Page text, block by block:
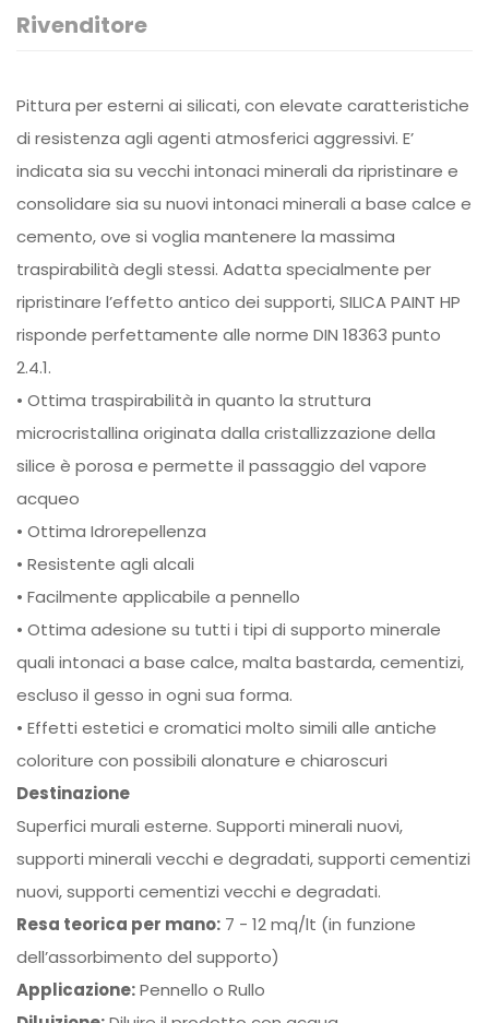
Rivenditore
Pittura per esterni ai silicati, con elevate caratteristiche
di resistenza agli agenti atmosferici aggressivi. E’
indicata sia su vecchi intonaci minerali da ripristinare e
consolidare sia su nuovi intonaci minerali a base calce e
cemento, ove si voglia mantenere la massima
traspirabilità degli stessi. Adatta specialmente per
ripristinare l’effetto antico dei supporti, SILICA PAINT HP
risponde perfettamente alle norme DIN 18363 punto
2.4.1.
• Ottima traspirabilità in quanto la struttura
microcristallina originata dalla cristallizzazione della
silice è porosa e permette il passaggio del vapore
acqueo
• Ottima Idrorepellenza
• Resistente agli alcali
• Facilmente applicabile a pennello
• Ottima adesione su tutti i tipi di supporto minerale
quali intonaci a base calce, malta bastarda, cementizi,
escluso il gesso in ogni sua forma.
• Effetti estetici e cromatici molto simili alle antiche
coloriture con possibili alonature e chiaroscuri
Destinazione
Superfici murali esterne. Supporti minerali nuovi,
supporti minerali vecchi e degradati, supporti cementizi
nuovi, supporti cementizi vecchi e degradati.
Resa teorica per mano: 7 - 12 mq/lt (in funzione
dell’assorbimento del supporto)
Applicazione:Pennello o Rullo